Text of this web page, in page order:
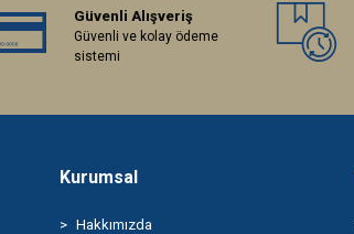
Güvenli Alışveriş
Güvenli ve kolay ödeme
sistemi
Kurumsal
Hakkımızda